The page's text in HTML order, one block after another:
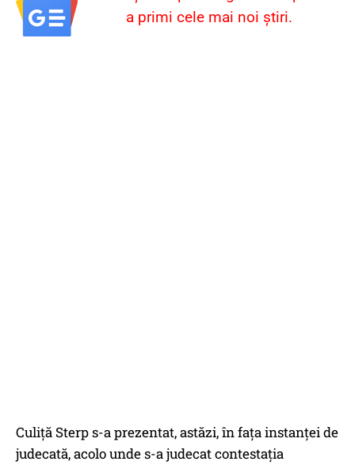
a primi cele mai noi știri.
Culiţă Sterp s-a prezentat, astăzi, în faţa instanţei de
judecată, acolo unde s-a judecat contestaţia